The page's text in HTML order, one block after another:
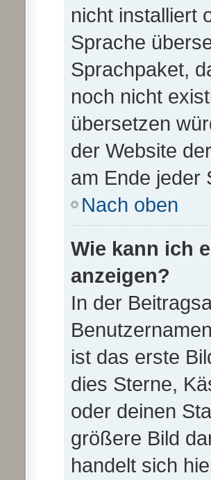
nicht installiert
Sprache
Sprachpaket,
noch nicht
übersetzen
der Website
am Ende jeder
Nach oben
Wie kann ich
anzeigen?
In der
ist das erste
dies Sterne,
oder deinen
größere Bild
handelt sich